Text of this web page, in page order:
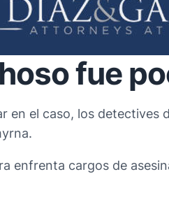
fue
en el caso, los detectives
enfrenta cargos de